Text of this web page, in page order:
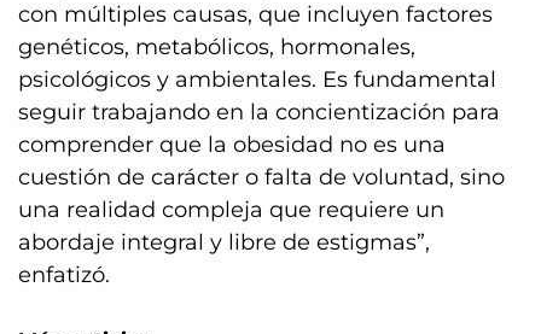
con múltiples causas, que incluyen factores
genéticos, metabólicos, hormonales,
psicológicos y ambientales. Es fundamental
seguir trabajando en la concientización para
comprender que la obesidad no es una
cuestión de carácter o falta de voluntad, sino
una realidad compleja que requiere un
abordaje integral y libre de estigmas”,
enfatizó.